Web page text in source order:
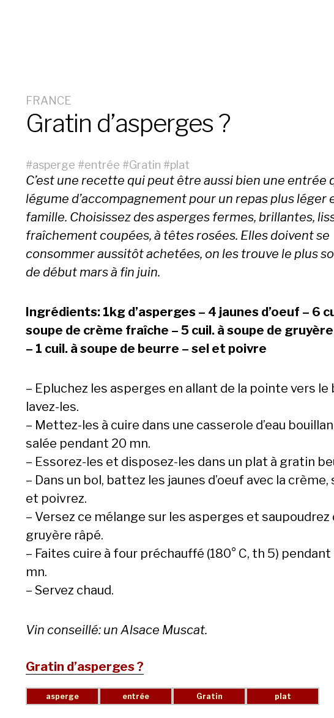
FRANCE
Gratin d’asperges ?
#asperge #entrée #Gratin #plat
C’est une recette qui peut être aussi bien une entrée
légume d’accompagnement pour un repas plus léger
famille. Choisissez des asperges fermes, brillantes,
fraîchement coupées, à têtes rosées. Elles doivent se
consommer aussitôt achetées, on les trouve le plus
de début mars à fin juin.
Ingrédients: 1kg d’asperges – 4 jaunes d’oeuf – 6
soupe de crème fraîche – 5 cuil. à soupe de
– 1 cuil. à soupe de beurre – sel et poivre
– Epluchez les asperges en allant de la pointe vers le
lavez-les.
– Mettez-les à cuire dans une casserole d’eau
salée pendant 20 mn.
– Essorez-les et disposez-les dans un plat à gratin
– Dans un bol, battez les jaunes d’oeuf avec la crème,
et poivrez.
– Versez ce mélange sur les asperges et saupoudrez
gruyère râpé.
– Faites cuire à four préchauffé (180° C, th 5) pendant
mn.
– Servez chaud.
Vin conseillé: un Alsace Muscat.
Gratin d’asperges ?